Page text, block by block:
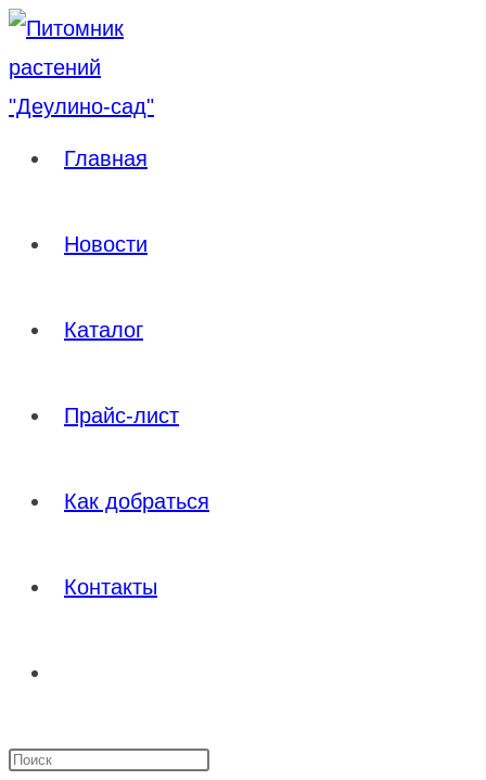
Перейти
к
содержимому
Главная
Новости
Каталог
Прайс-лист
Как добраться
Контакты
поиск
Нажмите